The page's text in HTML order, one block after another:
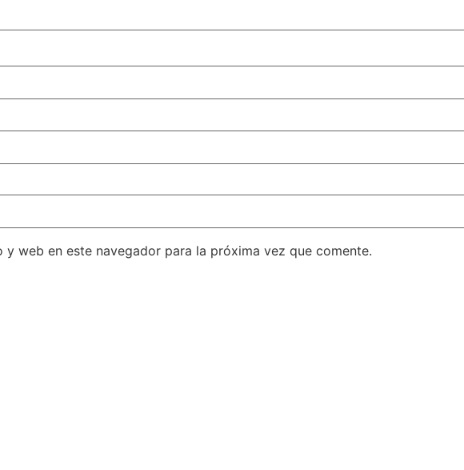
web en este navegador para la próxima vez que comente.